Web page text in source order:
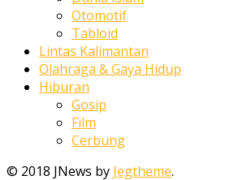
Otomotif
Tabloid
Lintas Kalimantan
Olahraga & Gaya Hidup
Hiburan
Gosip
Film
Cerbung
© 2018 JNews by Jegtheme.